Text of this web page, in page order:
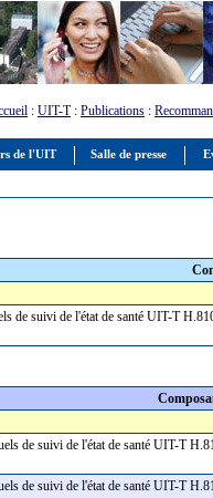
de l'UIT Salle de presse
: UIT-T: Publications :
de suivi de l'état de santé UIT-T
de suivi de l'état de santé UIT-T
de suivi de l'état de santé UIT-T